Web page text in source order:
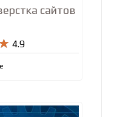
сайтов
4.9